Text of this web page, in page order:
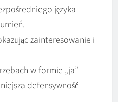
języka –
zainteresowanie i
w formie „ja”
defensywność